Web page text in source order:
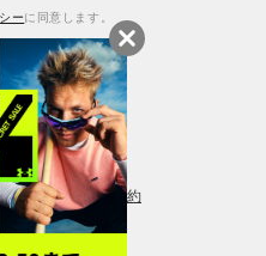
ーに同意します。
の表記 会員規約